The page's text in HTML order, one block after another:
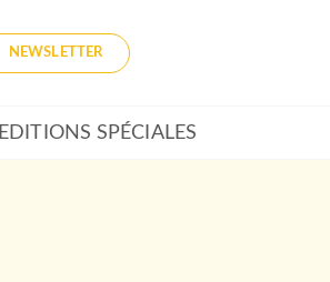
NEWSLETTER
EDITIONS SPÉCIALES